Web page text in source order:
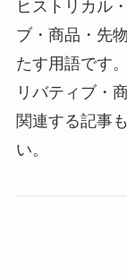
ヒストリカル
ブ・商品・先
たす用語です
リバティブ・
関連する記事
い。